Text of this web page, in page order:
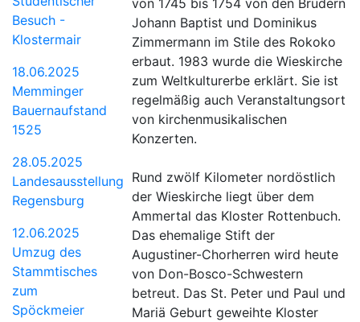
Besuch -
Klostermair
18.06.2025
Memminger
Bauernaufstand
1525
28.05.2025
Landesausstellung
Regensburg
12.06.2025
Umzug des
Stammtisches
zum
Spöckmeier
von 1745 bis 1754 von den Brüdern
Johann Baptist und Dominikus
Zimmermann im Stile des Rokoko
erbaut. 1983 wurde die Wieskirche
zum Weltkulturerbe erklärt. Sie ist
regelmäßig auch Veranstaltungsort
von kirchenmusikalischen
Konzerten.
Rund zwölf Kilometer nordöstlich
der Wieskirche liegt über dem
Ammertal das Kloster Rottenbuch.
Das ehemalige Stift der
Augustiner-Chorherren wird heute
von Don-Bosco-Schwestern
betreut. Das St. Peter und Paul und
Mariä Geburt geweihte Kloster